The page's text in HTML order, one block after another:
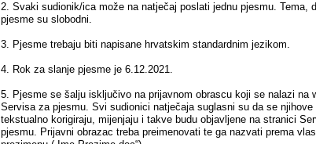
2. Svaki sudionik/ica može na natječaj poslati jednu pjesmu. Tema,
pjesme su slobodni.
3. Pjesme trebaju biti napisane hrvatskim standardnim jezikom.
4. Rok za slanje pjesme je 6.12.2021.
5. Pjesme se šalju isključivo na prijavnom obrascu koji se nalazi na
Servisa za pjesmu. Svi sudionici natječaja suglasni su da se njihove
tekstualno korigiraju, mijenjaju i takve budu objavljene na stranici
pjesmu. Prijavni obrazac treba preimenovati te ga nazvati prema